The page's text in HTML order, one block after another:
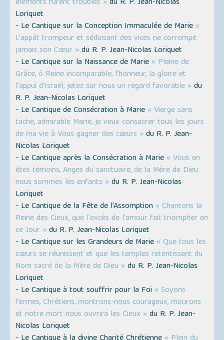
Loriquet
- Le Cantique sur la Conception Immaculée de Marie «
L'appât trompeur et séduisant des vices ne corrompit
jamais son Cœur » du R. P. Jean-Nicolas Loriquet
- Le Cantique sur la Naissance de Marie « Pleine de
Grâce, ô Reine incomparable, l'honneur, la gloire et
l'appui d'Israël, jetez sur nous un regard favorable » du
R. P. Jean-Nicolas Loriquet
- Le Cantique de Consécration à Marie « Vierge sans
tache, admirable Marie, je veux consacrer tous les jours
de ma vie à Vous gagner des cœurs » du R. P. Jean-
Nicolas Loriquet
- Le Cantique après la Consécration à Marie « Vous en
êtes témoins, Anges du sanctuaire, de la Mère de Dieu
nous sommes les enfants » du R. P. Jean-Nicolas
Loriquet
- Le Cantique de la Fête de l’Assomption « Chantons la
Reine des Cieux, que l'excès de l'amour fait triompher en
ce Jour » du R. P. Jean-Nicolas Loriquet
- Le Cantique sur les Grandeurs de Marie « Que tous les
cœurs se réunissent et que les temples retentissent du
Nom sacré de la Mère de Dieu » du R. P. Jean-Nicolas
Loriquet
- Le Cantique à tout souffrir pour la Foi « Soyons
fermes, Chrétiens, montrons-nous courageux, mourons
et notre mort nous ouvrira les Cieux » du R. P. Jean-
Nicolas Loriquet